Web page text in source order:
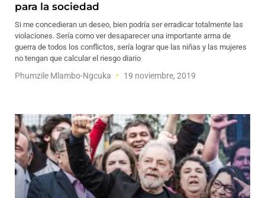
para la sociedad
Si me concedieran un deseo, bien podría ser erradicar totalmente las
violaciones. Sería como ver desaparecer una importante arma de
guerra de todos los conflictos, sería lograr que las niñas y las mujeres
no tengan que calcular el riesgo diario
Phumzile Mlambo-Ngcuka 19 noviembre, 2019